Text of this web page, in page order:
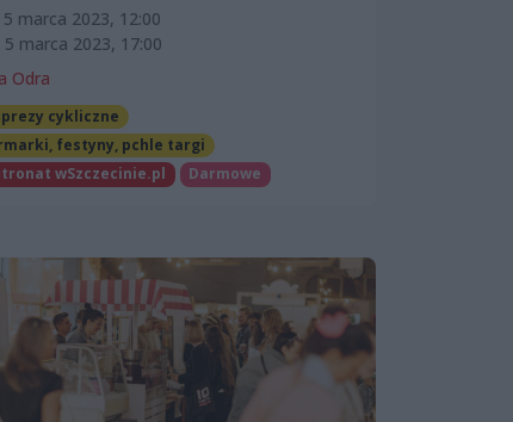
5 marca 2023, 12:00
5 marca 2023, 17:00
Odra
cykliczne
festyny, pchle targi
wSzczecinie.pl
Darmowe